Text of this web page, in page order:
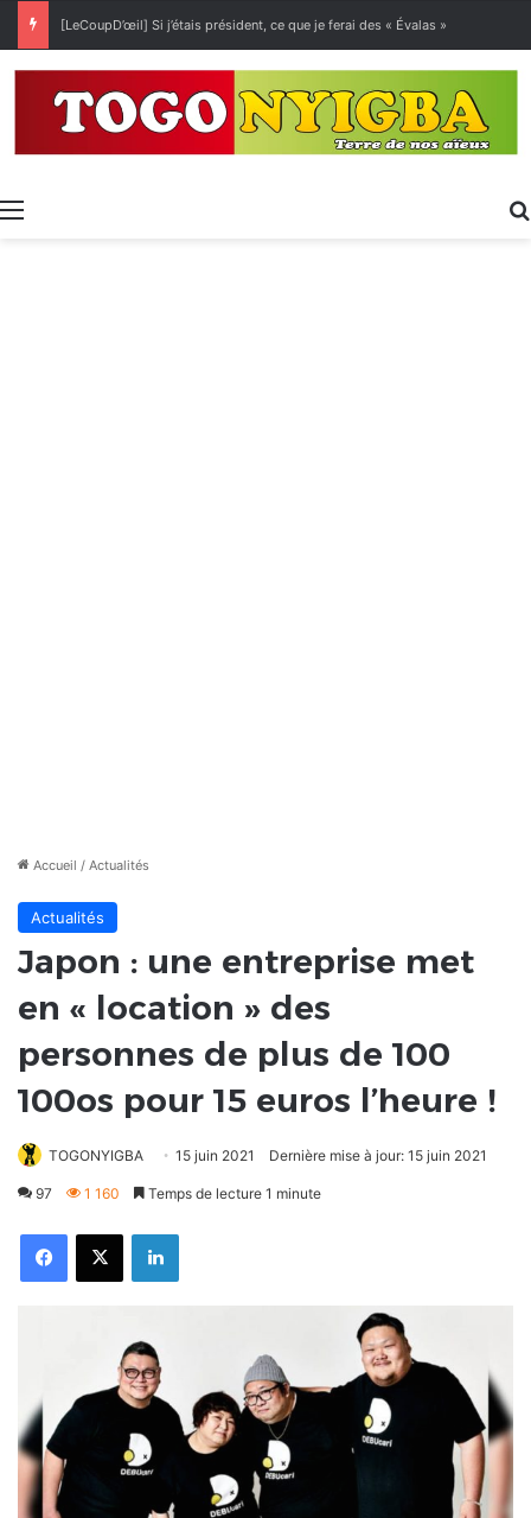
[LeCoupD’œil] Si j’étais président, ce que je ferai des « Évalas »
Menu
Accueil / Actualités
Actualités
Japon : une entreprise met
en « location » des
personnes de plus de 100
100os pour 15 euros l’heure !
TOGONYIGBA 15 juin 2021 Dernière mise à jour: 15 juin 2021
97 1 160 Temps de lecture 1 minute
FacebookX Linkedin